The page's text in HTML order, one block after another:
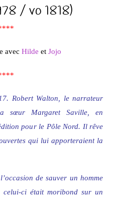
/ vo 1818)
avec Hilde et Jojo
Robert Walton, le narrateur
sœur Margaret Saville, en
pour le Pôle Nord. Il rêve
qui lui apporteraient la
de sauver un homme
celui-ci était moribond sur un